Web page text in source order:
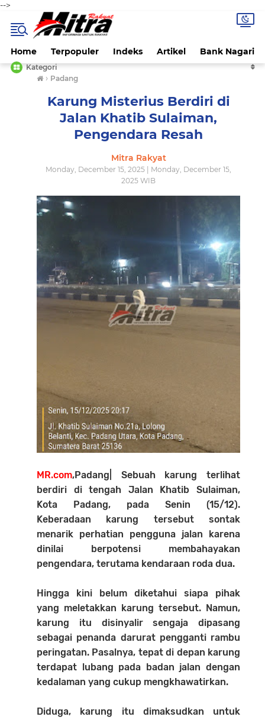
-->
Home Terpopuler Indeks Artikel Bank Nagari
Kategori
› Padang
Karung Misterius Berdiri di
Jalan Khatib Sulaiman,
Pengendara Resah
Mitra Rakyat
Monday, December 15, 2025 | Monday, December 15,
2025 WIB
MR.com,Padang| Sebuah karung terlihat
berdiri di tengah Jalan Khatib Sulaiman,
Kota Padang, pada Senin (15/12).
Keberadaan karung tersebut sontak
menarik perhatian pengguna jalan karena
dinilai berpotensi membahayakan
pengendara, terutama kendaraan roda dua.
Hingga kini belum diketahui siapa pihak
yang meletakkan karung tersebut. Namun,
karung itu disinyalir sengaja dipasang
sebagai penanda darurat pengganti rambu
peringatan. Pasalnya, tepat di depan karung
terdapat lubang pada badan jalan dengan
kedalaman yang cukup mengkhawatirkan.
Diduga, karung itu dimaksudkan untuk